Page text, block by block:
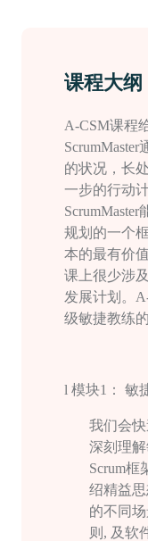
课程大纲
A-CSM课程
ScrumMaster
的状况，长
一步的行动计
ScrumMaster
规划的一个
本的最有价
课上很少涉
发展计划。
级敏捷教练
l 模块1 ： 敏
我们会
深刻理
Scrum框
绍精益
的不同
则 , 及软